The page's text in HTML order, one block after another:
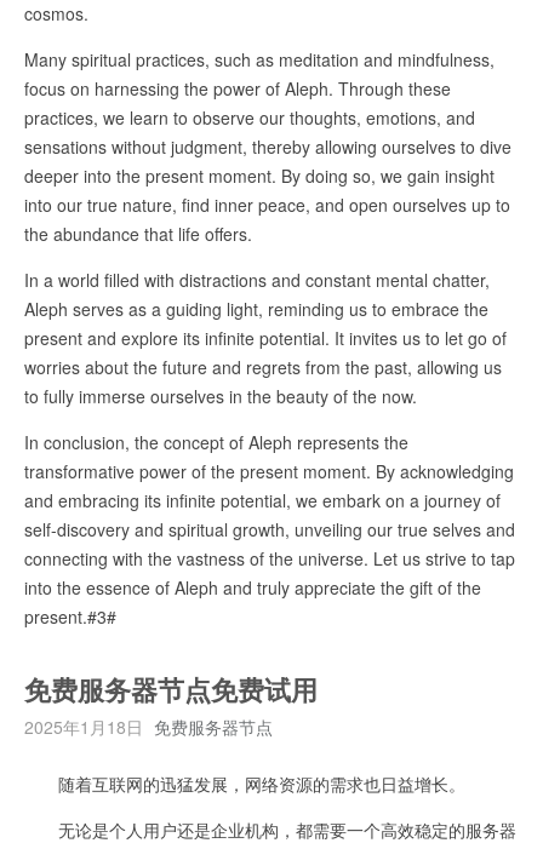
cosmos.
Many spiritual practices, such as meditation and mindfulness,
focus on harnessing the power of Aleph. Through these
practices, we learn to observe our thoughts, emotions, and
sensations without judgment, thereby allowing ourselves to dive
deeper into the present moment. By doing so, we gain insight
into our true nature, find inner peace, and open ourselves up to
the abundance that life offers.
In a world filled with distractions and constant mental chatter,
Aleph serves as a guiding light, reminding us to embrace the
present and explore its infinite potential. It invites us to let go of
worries about the future and regrets from the past, allowing us
to fully immerse ourselves in the beauty of the now.
In conclusion, the concept of Aleph represents the
transformative power of the present moment. By acknowledging
and embracing its infinite potential, we embark on a journey of
self-discovery and spiritual growth, unveiling our true selves and
connecting with the vastness of the universe. Let us strive to tap
into the essence of Aleph and truly appreciate the gift of the
present.#3#
免费服务器节点免费试用
2025年1月18日 免费服务器节点
随着互联网的迅猛发展，网络资源的需求也日益增长。
无论是个人用户还是企业机构，都需要一个高效稳定的服务器